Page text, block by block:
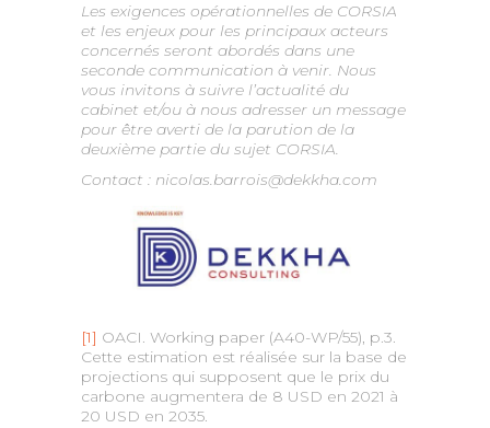
Les exigences opérationnelles de CORSIA
et les enjeux pour les principaux acteurs
concernés seront abordés dans une
seconde communication à venir. Nous
vous invitons à suivre l’actualité du
cabinet et/ou à nous adresser un message
pour être averti de la parution de la
deuxième partie du sujet CORSIA.
Contact : nicolas.barrois@dekkha.com
[1] OACI. Working paper (A40-WP/55), p.3.
Cette estimation est réalisée sur la base de
projections qui supposent que le prix du
carbone augmentera de 8 USD en 2021 à
20 USD en 2035.